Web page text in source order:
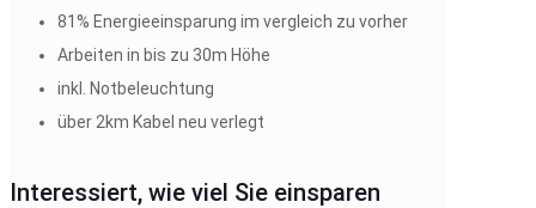
81% Energieeinsparung im vergleich zu vorher
Arbeiten in bis zu 30m Höhe
inkl. Notbeleuchtung
über 2km Kabel neu verlegt
Interessiert, wie viel Sie einsparen